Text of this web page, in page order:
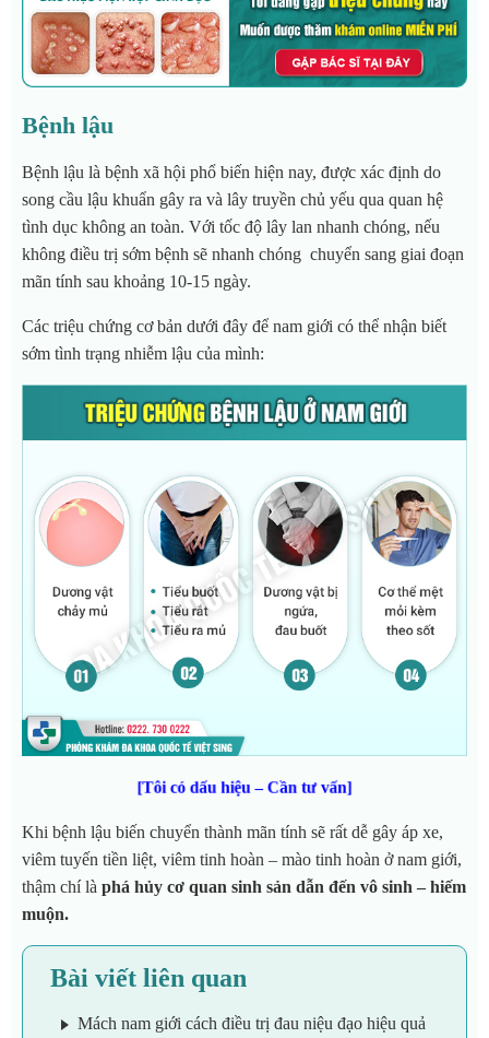
Bệnh lậu
Bệnh lậu là bệnh xã hội phổ biến hiện nay, được xác định do
song cầu lậu khuẩn gây ra và lây truyền chủ yếu qua quan hệ
tình dục không an toàn. Với tốc độ lây lan nhanh chóng, nếu
không điều trị sớm bệnh sẽ nhanh chóng chuyển sang giai đoạn
mãn tính sau khoảng 10-15 ngày.
Các triệu chứng cơ bản dưới đây để nam giới có thể nhận biết
sớm tình trạng nhiễm lậu của mình:
[Tôi có dấu hiệu – Cần tư vấn]
Khi bệnh lậu biến chuyển thành mãn tính sẽ rất dễ gây áp xe,
viêm tuyến tiền liệt, viêm tinh hoàn – mào tinh hoàn ở nam giới,
thậm chí là phá hủy cơ quan sinh sản dẫn đến vô sinh – hiếm
muộn.
Bài viết liên quan
Mách nam giới cách điều trị đau niệu đạo hiệu quả